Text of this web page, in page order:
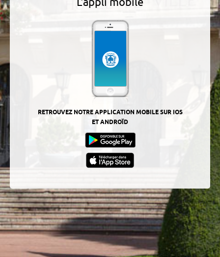
RETROUVEZ NOTRE APPLICATION MOBILE SUR IOS
ET ANDROÏD